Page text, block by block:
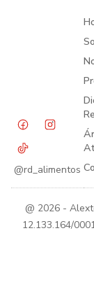
@rd_alimentos
@ 2026 -
12.133.164/